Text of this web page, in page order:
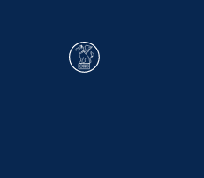
springen